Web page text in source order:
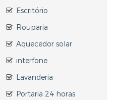
Escritório
Rouparia
Aquecedor solar
interfone
Lavanderia
Portaria 24 horas